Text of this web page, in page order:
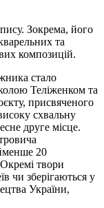
Зокрема, його
та
композицій.
стало
Теліженком та
присвяченого
схвальну
друге місце.
20
твори
чи зберігаються у
України,